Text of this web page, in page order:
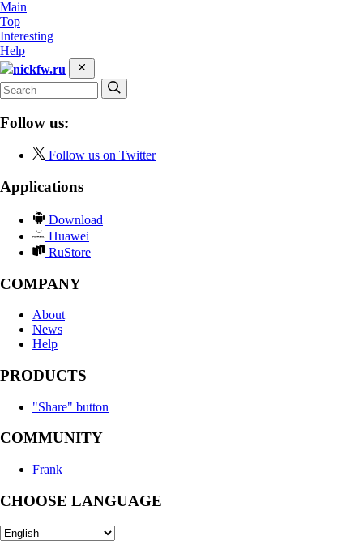
Main
Top
Interesting
Help
nickfw.ru
Follow us:
Follow us on Twitter
Applications
Download
Huawei
RuStore
COMPANY
About
News
Help
PRODUCTS
"Share" button
COMMUNITY
Frank
CHOOSE LANGUAGE